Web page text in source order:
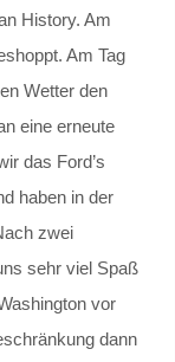
History. Am
Am Tag
Wetter den
eine erneute
das Ford’s
haben in der
zwei
sehr viel Spaß
vor
dann